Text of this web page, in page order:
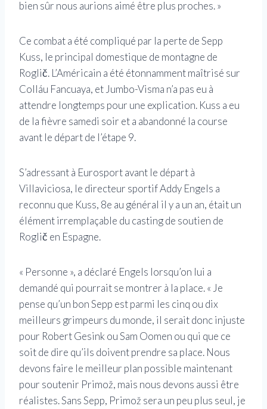
bien sûr nous aurions aimé être plus proches. »
Ce combat a été compliqué par la perte de Sepp
Kuss, le principal domestique de montagne de
Roglič. L’Américain a été étonnamment maîtrisé sur
Colláu Fancuaya, et Jumbo-Visma n’a pas eu à
attendre longtemps pour une explication. Kuss a eu
de la fièvre samedi soir et a abandonné la course
avant le départ de l’étape 9.
S’adressant à Eurosport avant le départ à
Villaviciosa, le directeur sportif Addy Engels a
reconnu que Kuss, 8e au général il y a un an, était un
élément irremplaçable du casting de soutien de
Roglič en Espagne.
« Personne », a déclaré Engels lorsqu’on lui a
demandé qui pourrait se montrer à la place. « Je
pense qu’un bon Sepp est parmi les cinq ou dix
meilleurs grimpeurs du monde, il serait donc injuste
pour Robert Gesink ou Sam Oomen ou qui que ce
soit de dire qu’ils doivent prendre sa place. Nous
devons faire le meilleur plan possible maintenant
pour soutenir Primož, mais nous devons aussi être
réalistes. Sans Sepp, Primož sera un peu plus seul, je